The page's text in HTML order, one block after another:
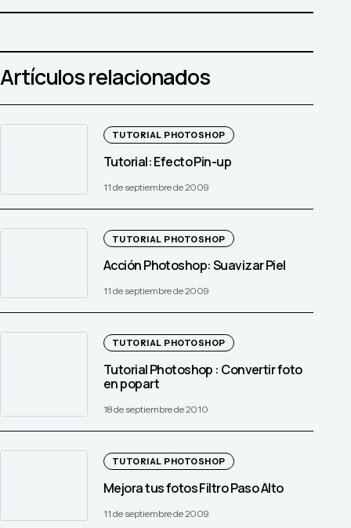
Artículos relacionados
TUTORIAL PHOTOSHOP
Tutorial: Efecto Pin-up
11 de septiembre de 2009
TUTORIAL PHOTOSHOP
Acción Photoshop: Suavizar Piel
11 de septiembre de 2009
TUTORIAL PHOTOSHOP
Tutorial Photoshop : Convertir foto
en popart
18 de septiembre de 2010
TUTORIAL PHOTOSHOP
Mejora tus fotos Filtro Paso Alto
11 de septiembre de 2009